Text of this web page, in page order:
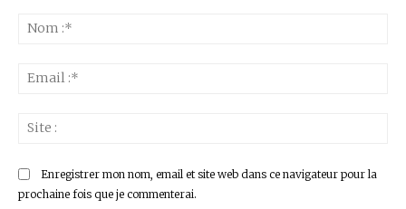
Enregistrer mon nom, email et site web dans ce navigateur pour la
prochaine fois que je commenterai.